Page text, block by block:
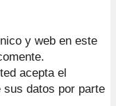
y web en este
acepta el
sus datos por parte